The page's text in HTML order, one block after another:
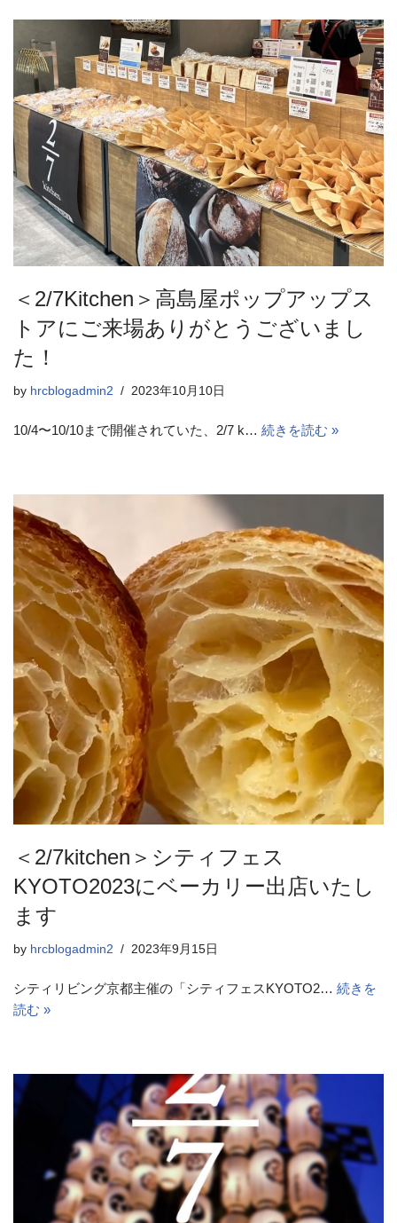
＜2/7Kitchen＞高島屋ポップアップス
トアにご来場ありがとうございまし
た！
by hrcblogadmin2 2023年10月10日
10/4〜10/10まで開催されていた、2/7 k… 続きを読む »
＜2/7kitchen＞シティフェス
KYOTO2023にベーカリー出店いたし
ます
by hrcblogadmin2 2023年9月15日
シティリビング京都主催の「シティフェスKYOTO2… 続きを
読む »